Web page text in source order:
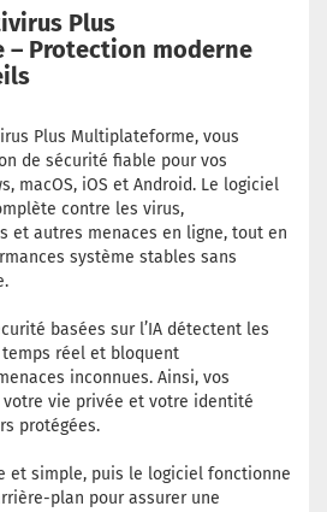
Plus
Protection moderne
Plus Multiplateforme, vous
de sécurité fiable pour vos
macOS, iOS et Android. Le logiciel
contre les virus,
et autres menaces en ligne, tout en
système stables sans
basées sur l’IA détectent les
réel et bloquent
inconnues. Ainsi, vos
votre vie privée et votre identité
protégées.
et simple, puis le logiciel fonctionne
plan pour assurer une